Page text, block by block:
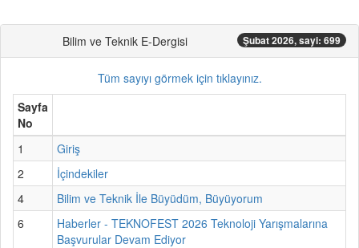
Bilim ve Teknik E-Dergisi Şubat 2026, sayi: 699
Tüm sayıyı görmek için tıklayınız.
Sayfa
No
1
Giriş
2
İçindekiler
4
Bilim ve Teknik İle Büyüdüm, Büyüyorum
6
Haberler - TEKNOFEST 2026 Teknoloji Yarışmalarına
Başvurular Devam Ediyor